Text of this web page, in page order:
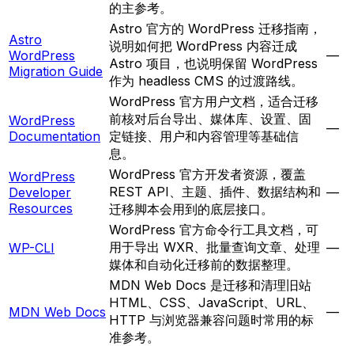
的主参考。
Astro
WordPress
Migration Guide
Astro 官方的 WordPress 迁移指南，
说明如何把 WordPress 内容迁成
Astro 项目，也说明保留 WordPress
作为 headless CMS 的过渡路线。
—
WordPress
Documentation
WordPress 官方用户文档，适合迁移
前核对后台导出、媒体库、设置、固
定链接、用户和内容管理等基础信
息。
—
WordPress
Developer
Resources
WordPress 官方开发者资源，覆盖
REST API、主题、插件、数据结构和
迁移脚本会用到的底层接口。
—
WP-CLI
WordPress 官方命令行工具文档，可
用于导出 WXR、批量查询文章、处理
媒体和自动化迁移前的数据整理。
—
MDN Web Docs
MDN Web Docs 是迁移和清理旧站
HTML、CSS、JavaScript、URL、
HTTP 与浏览器兼容问题时常用的标
准参考。
—